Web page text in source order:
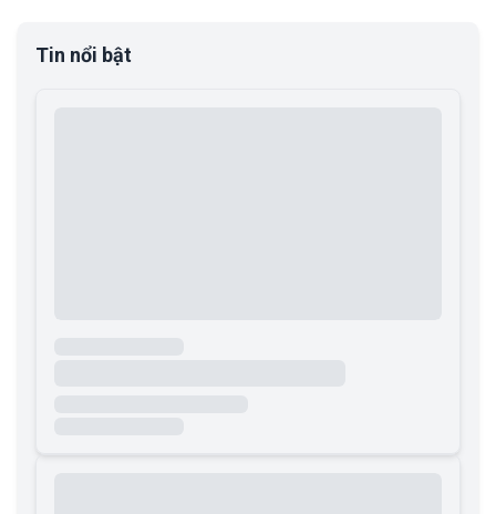
Tin nổi bật